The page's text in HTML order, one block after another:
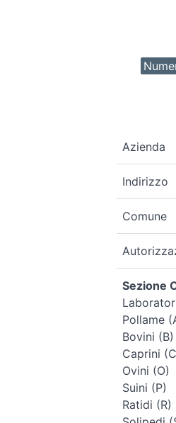
Azienda
Indirizzo
Comune
Sezione
Pollame
Bovini (B)
Caprini
Ovini (O)
Suini (P)
Ratidi (R)